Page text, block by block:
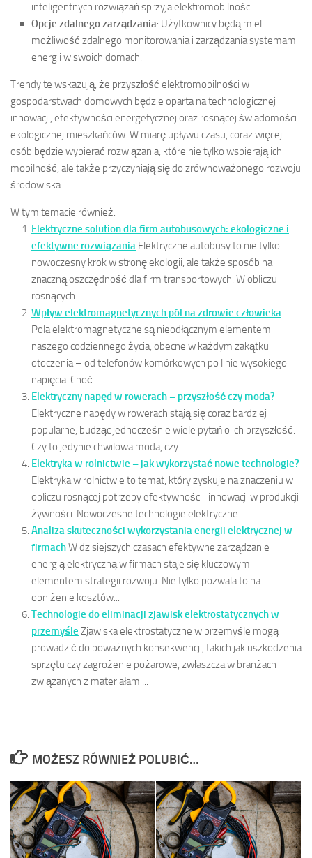
inteligentnych rozwiązań sprzyja elektromobilności.
Opcje zdalnego zarządzania: Użytkownicy będą mieli
możliwość zdalnego monitorowania i zarządzania systemami
energii w swoich domach.
Trendy te wskazują, że przyszłość elektromobilności w
gospodarstwach domowych będzie oparta na technologicznej
innowacji, efektywności energetycznej oraz rosnącej świadomości
ekologicznej mieszkańców. W miarę upływu czasu, coraz więcej
osób będzie wybierać rozwiązania, które nie tylko wspierają ich
mobilność, ale także przyczyniają się do zrównoważonego rozwoju
środowiska.
W tym temacie również:
Elektryczne solution dla firm autobusowych: ekologiczne i
efektywne rozwiązania Elektryczne autobusy to nie tylko
nowoczesny krok w stronę ekologii, ale także sposób na
znaczną oszczędność dla firm transportowych. W obliczu
rosnących...
Wpływ elektromagnetycznych pól na zdrowie człowieka
Pola elektromagnetyczne są nieodłącznym elementem
naszego codziennego życia, obecne w każdym zakątku
otoczenia – od telefonów komórkowych po linie wysokiego
napięcia. Choć...
Elektryczny napęd w rowerach – przyszłość czy moda?
Elektryczne napędy w rowerach stają się coraz bardziej
popularne, budząc jednocześnie wiele pytań o ich przyszłość.
Czy to jedynie chwilowa moda, czy...
Elektryka w rolnictwie – jak wykorzystać nowe technologie?
Elektryka w rolnictwie to temat, który zyskuje na znaczeniu w
obliczu rosnącej potrzeby efektywności i innowacji w produkcji
żywności. Nowoczesne technologie elektryczne...
Analiza skuteczności wykorzystania energii elektrycznej w
firmachW dzisiejszych czasach efektywne zarządzanie
energią elektryczną w firmach staje się kluczowym
elementem strategii rozwoju. Nie tylko pozwala to na
obniżenie kosztów...
Technologie do eliminacji zjawisk elektrostatycznych w
przemyśle Zjawiska elektrostatyczne w przemyśle mogą
prowadzić do poważnych konsekwencji, takich jak uszkodzenia
sprzętu czy zagrożenie pożarowe, zwłaszcza w branżach
związanych z materiałami...
MOŻESZ RÓWNIEŻ POLUBIĆ…